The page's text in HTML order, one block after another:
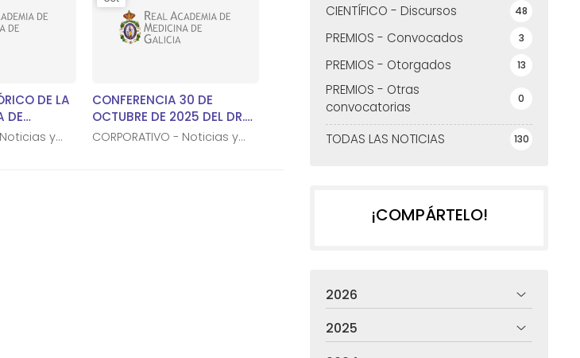
TODAS LAS NOTICIAS 130
CIENTÍFICO - Discursos 48
PREMIOS - Convocados 3
PREMIOS - Otorgados 13
PREMIOS - Otras
convocatorias
0
DE LA
DE
Noticias y
CONFERENCIA 30 DE
OCTUBRE DE 2025 DEL DR.
MARTELO VILLAR EN LA SEDE
AFUNDACIÓN A CORUÑA
CORPORATIVO - Noticias y
¡COMPÁRTELO!
2026
2025